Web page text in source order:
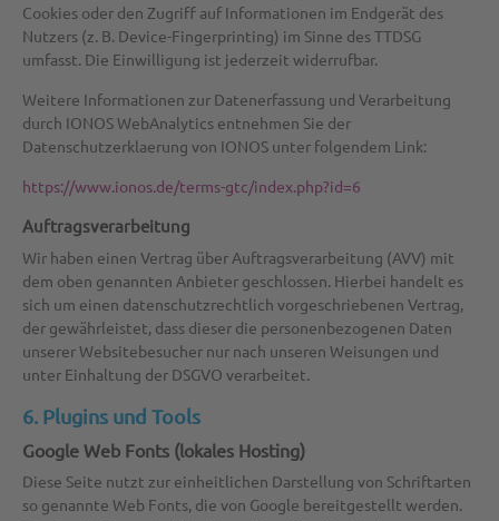
Cookies oder den Zugriff auf Informationen im Endgerät des
Nutzers (z. B. Device-Fingerprinting) im Sinne des TTDSG
umfasst. Die Einwilligung ist jederzeit widerrufbar.
Weitere Informationen zur Datenerfassung und Verarbeitung
durch IONOS WebAnalytics entnehmen Sie der
Datenschutzerklaerung von IONOS unter folgendem Link:
https://www.ionos.de/terms-gtc/index.php?id=6
Auftragsverarbeitung
Wir haben einen Vertrag über Auftragsverarbeitung (AVV) mit
dem oben genannten Anbieter geschlossen. Hierbei handelt es
sich um einen datenschutzrechtlich vorgeschriebenen Vertrag,
der gewährleistet, dass dieser die personenbezogenen Daten
unserer Websitebesucher nur nach unseren Weisungen und
unter Einhaltung der DSGVO verarbeitet.
6. Plugins und Tools
Google Web Fonts (lokales Hosting)
Diese Seite nutzt zur einheitlichen Darstellung von Schriftarten
so genannte Web Fonts, die von Google bereitgestellt werden.